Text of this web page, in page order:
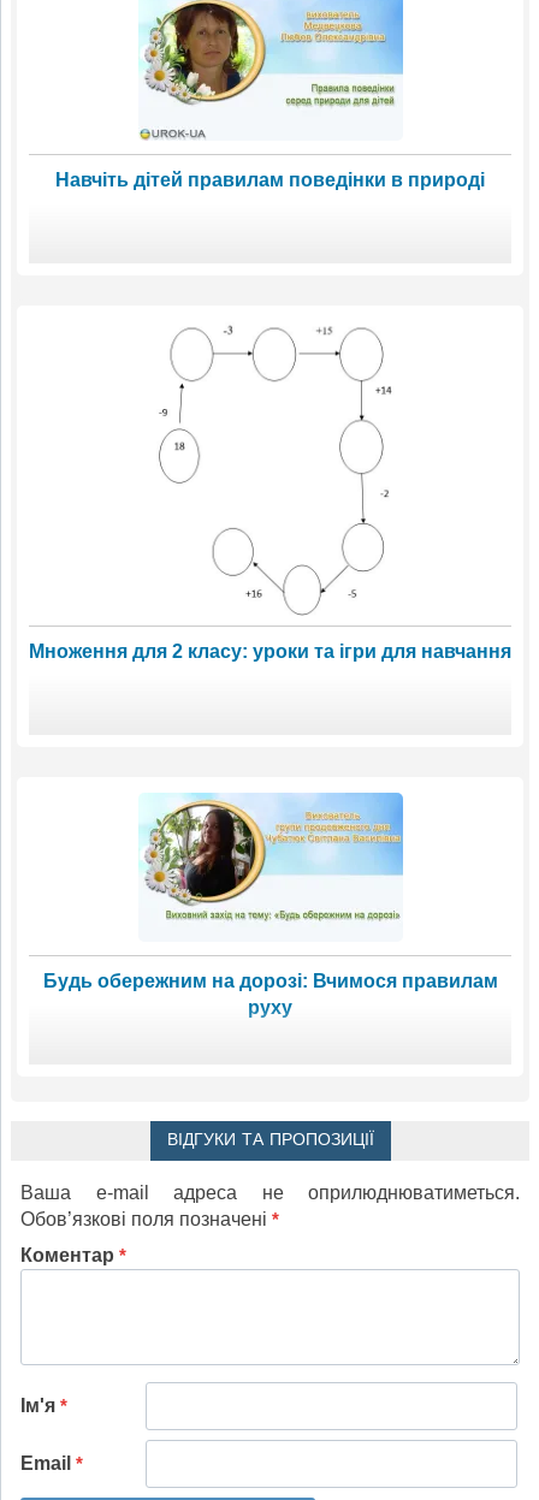
Навчіть дітей правилам поведінки в природі
Множення для 2 класу: уроки та ігри для навчання
Будь обережним на дорозі: Вчимося правилам
руху
ВІДГУКИ ТА ПРОПОЗИЦІЇ
Ваша e-mail адреса не оприлюднюватиметься.
Обов’язкові поля позначені *
Коментар *
Ім'я *
Email *